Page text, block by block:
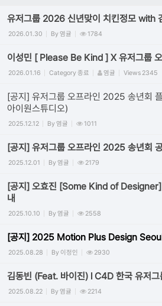
유저그룹 2026 신년맞이 치킨정모 with
2026.01.30 By염귤 1784
이성민 [ Please Be Kind ] X 유저그룹
2026.01.16 Category종료 염귤 Views 2345
[공지] 유저그룹 오프라인 2025 송년회
아이원스튜디오)
2025.12.12 By염귤 1011
[공지] 유저그룹 오프라인 2025 송년회
2025.12.01 By염귤 2179
[공지] 오효진 [Some Kind of Designer]
내
2025.10.10 By염귤 2558
[공지] 2025 Motion Plus Design Seoul
2025.08.28 By 이정인 2930
김동빈 (Feat. 바이진) l C4D 한국 유저그
2025.08.22 By염귤 2214